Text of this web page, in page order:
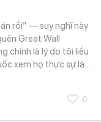
rồi” — suy nghĩ này
Great Wall
chính là lý do tôi liều
xem họ thực sự là…
0